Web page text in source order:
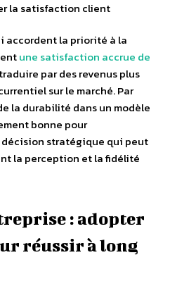
accordent la priorité à la
une satisfaction accrue de
par des revenus plus
sur le marché. Par
la durabilité dans un modèle
bonne pour
décision stratégique qui peut
la perception et la fidélité
: adopter
réussir à long